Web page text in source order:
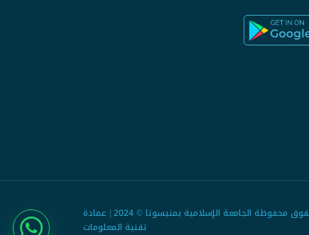
جميع الحقوق محفوظة الجامعة الإسلامية بمنيسوتا © 2024 | عمادة
تقنية المعلومات